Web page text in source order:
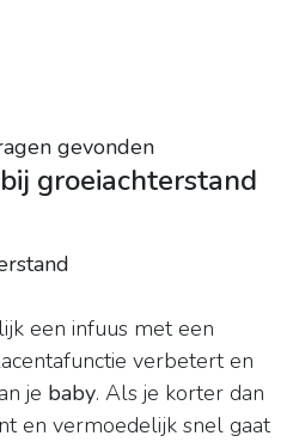
gevonden
groeiachterstand
een infuus met een
verbetert en
je baby. Als je korter dan
en vermoedelijk snel gaat